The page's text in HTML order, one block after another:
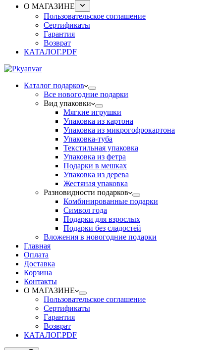
О МАГАЗИНЕ
Пользовательское соглашение
Сертификаты
Гарантия
Возврат
КАТАЛОГ.PDF
Каталог подарков
Все новогодние подарки
Вид упаковки
Мягкие игрушки
Упаковка из картона
Упаковка из микрогофрокартона
Упаковка-туба
Текстильная упаковка
Упаковка из фетра
Подарки в мешках
Упаковка из дерева
Жестяная упаковка
Разновидности подарков
Комбинированные подарки
Символ года
Подарки для взрослых
Подарки без сладостей
Вложения в новогодние подарки
Главная
Оплата
Доставка
Корзина
Контакты
О МАГАЗИНЕ
Пользовательское соглашение
Сертификаты
Гарантия
Возврат
КАТАЛОГ.PDF